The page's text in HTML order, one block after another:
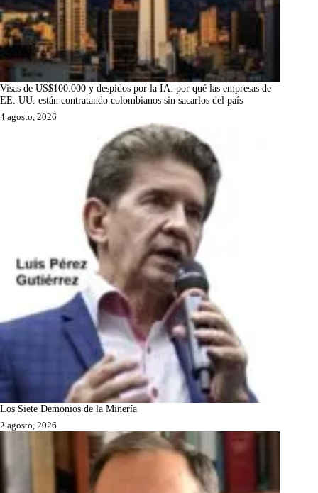
Visas de US$100.000 y despidos por la IA: por qué las empresas de
EE. UU. están contratando colombianos sin sacarlos del país
4 agosto, 2026
Los Siete Demonios de la Minería
2 agosto, 2026